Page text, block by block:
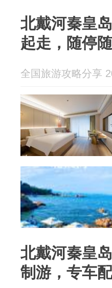
北戴河秦皇
起走，随停
全国旅游攻略分享
北戴河秦皇
制游，专车配